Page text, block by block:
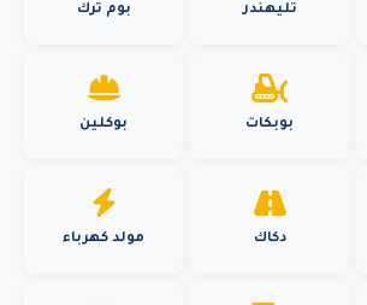
تليهندر
بوم ترك
بوبكات بوكلين
دكاك مولد كهرباء